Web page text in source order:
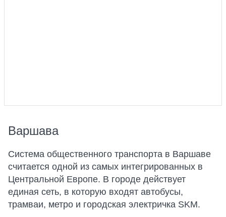
Варшава
Система общественного транспорта в Варшаве
считается одной из самых интегрированных в
Центральной Европе. В городе действует
единая сеть, в которую входят автобусы,
трамваи, метро и городская электричка SKM.